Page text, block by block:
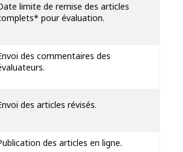
limite de remise des articles
pour évaluation.
des commentaires des
des articles révisés.
des articles en ligne.